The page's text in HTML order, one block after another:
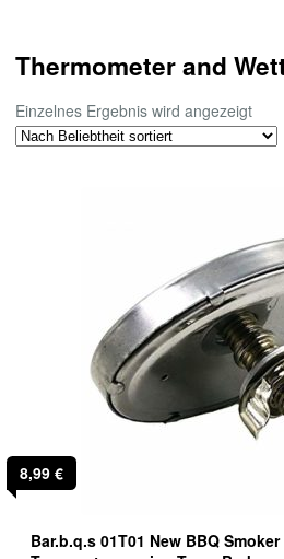
Thermometer and
Einzelnes Ergebnis wird angezeigt
8,99 €
Bar.b.q.s 01T01 New BBQ